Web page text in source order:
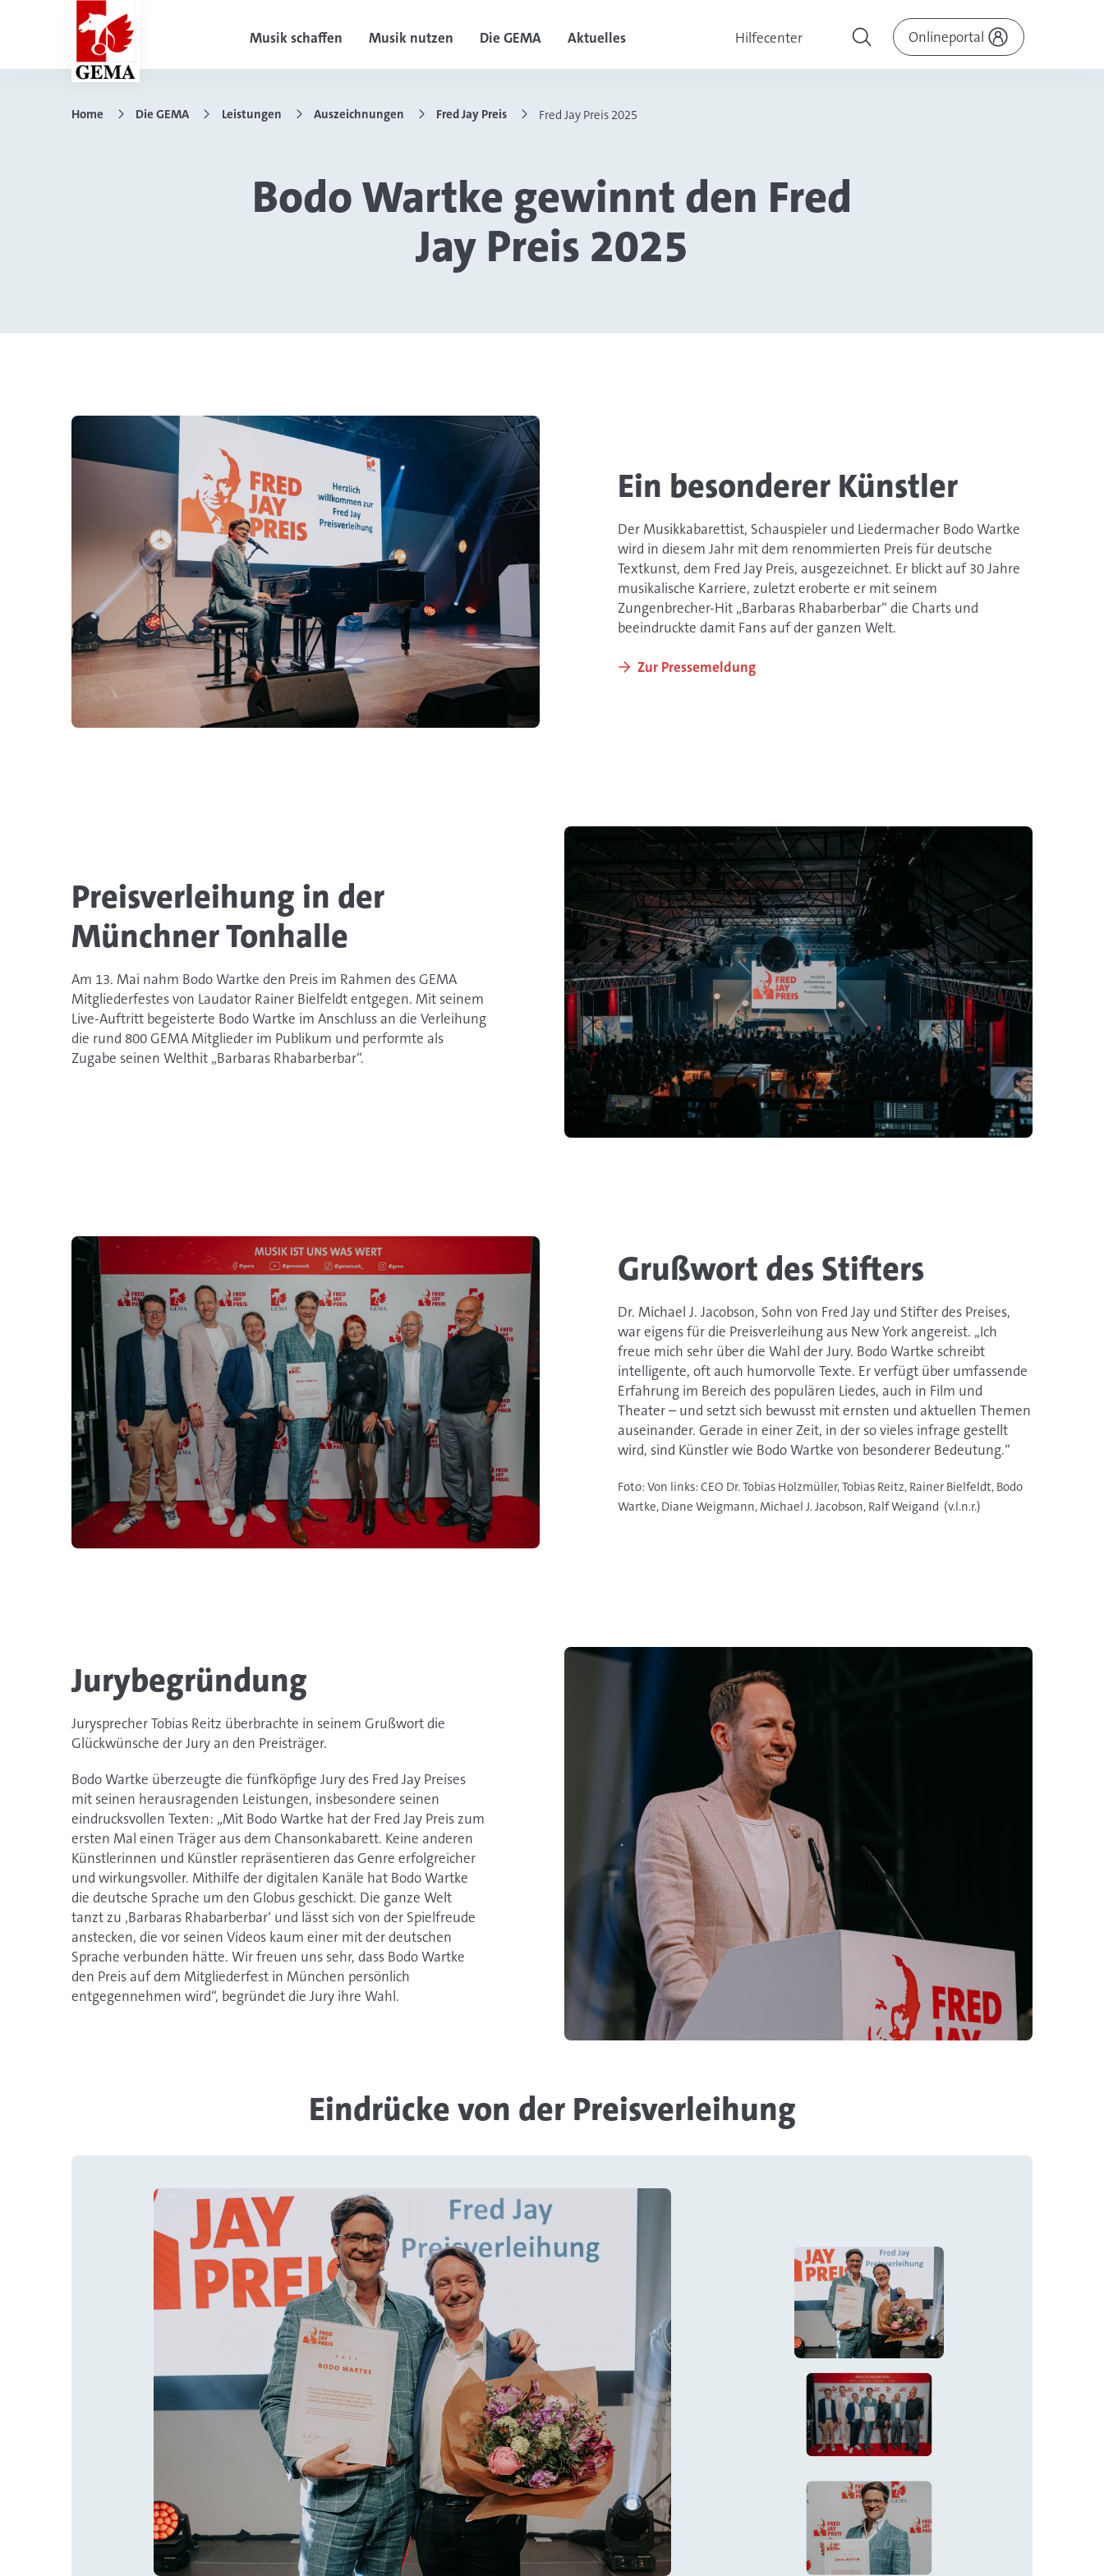
Musik schaffen Musik nutzen Die GEMA Aktuelles Hilfecenter Onlineportal
Home Die GEMA Leistungen Auszeichnungen Fred Jay Preis Fred Jay Preis 2025
Bodo Wartke gewinnt den Fred
Jay Preis 2025
Ein besonderer Künstler
Der Musikkabarettist, Schauspieler und Liedermacher Bodo Wartke
wird in diesem Jahr mit dem renommierten Preis für deutsche
Textkunst, dem Fred Jay Preis, ausgezeichnet. Er blickt auf 30 Jahre
musikalische Karriere, zuletzt eroberte er mit seinem
Zungenbrecher-Hit „Barbaras Rhabarberbar“ die Charts und
beeindruckte damit Fans auf der ganzen Welt.
Zur Pressemeldung
Preisverleihung in der
Münchner Tonhalle
Am 13. Mai nahm Bodo Wartke den Preis im Rahmen des GEMA
Mitgliederfestes von Laudator Rainer Bielfeldt entgegen. Mit seinem
Live-Auftritt begeisterte Bodo Wartke im Anschluss an die Verleihung
die rund 800 GEMA Mitglieder im Publikum und performte als
Zugabe seinen Welthit „Barbaras Rhabarberbar“.
Grußwort des Stifters
Dr. Michael J. Jacobson, Sohn von Fred Jay und Stifter des Preises,
war eigens für die Preisverleihung aus New York angereist. „Ich
freue mich sehr über die Wahl der Jury. Bodo Wartke schreibt
intelligente, oft auch humorvolle Texte. Er verfügt über umfassende
Erfahrung im Bereich des populären Liedes, auch in Film und
Theater – und setzt sich bewusst mit ernsten und aktuellen Themen
auseinander. Gerade in einer Zeit, in der so vieles infrage gestellt
wird, sind Künstler wie Bodo Wartke von besonderer Bedeutung.“
Foto: Von links: CEO Dr. Tobias Holzmüller, Tobias Reitz, Rainer Bielfeldt, Bodo
Wartke, Diane Weigmann, Michael J. Jacobson, Ralf Weigand (v.l.n.r.)
Jurybegründung
Jurysprecher Tobias Reitz überbrachte in seinem Grußwort die
Glückwünsche der Jury an den Preisträger.
Bodo Wartke überzeugte die fünfköpfige Jury des Fred Jay Preises
mit seinen herausragenden Leistungen, insbesondere seinen
eindrucksvollen Texten: „Mit Bodo Wartke hat der Fred Jay Preis zum
ersten Mal einen Träger aus dem Chansonkabarett. Keine anderen
Künstlerinnen und Künstler repräsentieren das Genre erfolgreicher
und wirkungsvoller. Mithilfe der digitalen Kanäle hat Bodo Wartke
die deutsche Sprache um den Globus geschickt. Die ganze Welt
tanzt zu ‚Barbaras Rhabarberbar‘ und lässt sich von der Spielfreude
anstecken, die vor seinen Videos kaum einer mit der deutschen
Sprache verbunden hätte. Wir freuen uns sehr, dass Bodo Wartke
den Preis auf dem Mitgliederfest in München persönlich
entgegennehmen wird“, begründet die Jury ihre Wahl.
Eindrücke von der Preisverleihung